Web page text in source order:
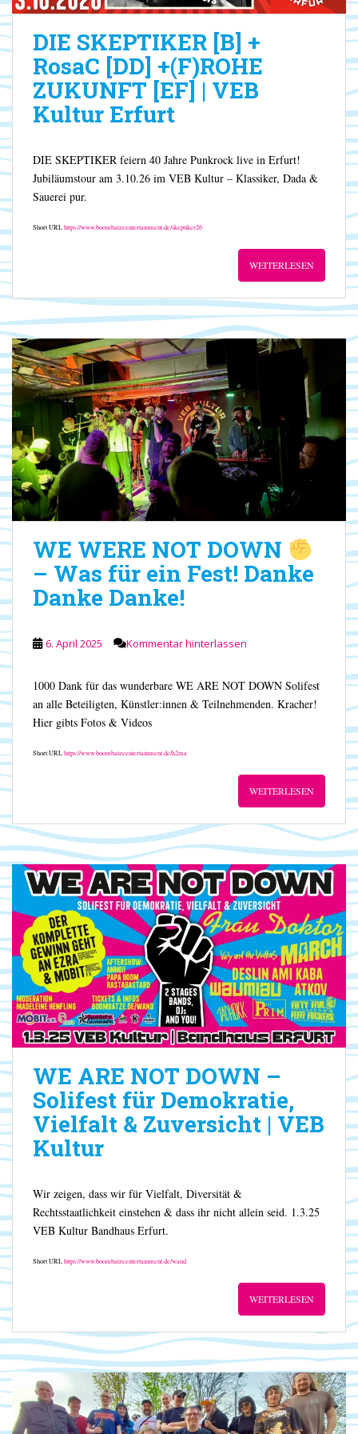
DIE SKEPTIKER [B] +
RosaC [DD] +(F)ROHE
ZUKUNFT [EF] | VEB
Kultur Erfurt
DIE SKEPTIKER feiern 40 Jahre Punkrock live in Erfurt!
Jubiläumstour am 3.10.26 im VEB Kultur – Klassiker, Dada &
Sauerei pur.
Short URLhttps://www.boombatzeentertainment.de/skeptiker26
WEITERLESEN
WE WERE NOT DOWN
– Was für ein Fest! Danke
Danke Danke!
6. April 2025 Kommentar hinterlassen
1000 Dank für das wunderbare WE ARE NOT DOWN Solifest
an alle Beteiligten, Künstler:innen & Teilnehmenden. Kracher!
Hier gibts Fotos & Videos
Short URLhttps://www.boombatzeentertainment.de/h2ma
WEITERLESEN
WE ARE NOT DOWN –
Solifest für Demokratie,
Vielfalt & Zuversicht | VEB
Kultur
Wir zeigen, dass wir für Vielfalt, Diversität &
Rechtsstaatlichkeit einstehen & dass ihr nicht allein seid. 1.3.25
VEB Kultur Bandhaus Erfurt.
Short URLhttps://www.boombatzeentertainment.de/wand
WEITERLESEN